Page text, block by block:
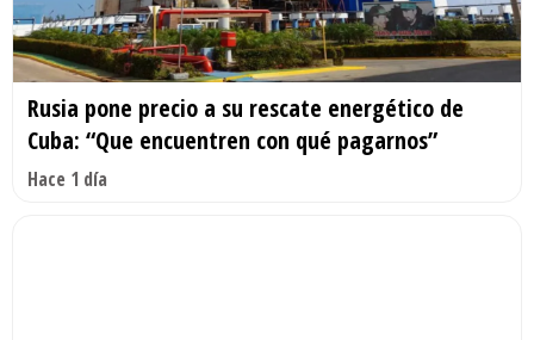
Rusia pone precio a su rescate energético de
Cuba: “Que encuentren con qué pagarnos”
Hace 1 día